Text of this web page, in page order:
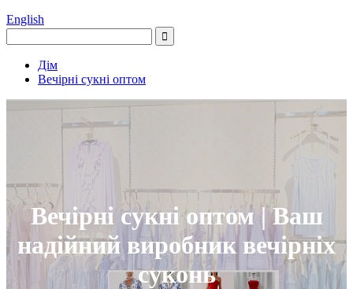
English
Дім
Вечірні сукні оптом
Вечірні сукні оптом | Ваш
надійний виробник вечірніх
суконь